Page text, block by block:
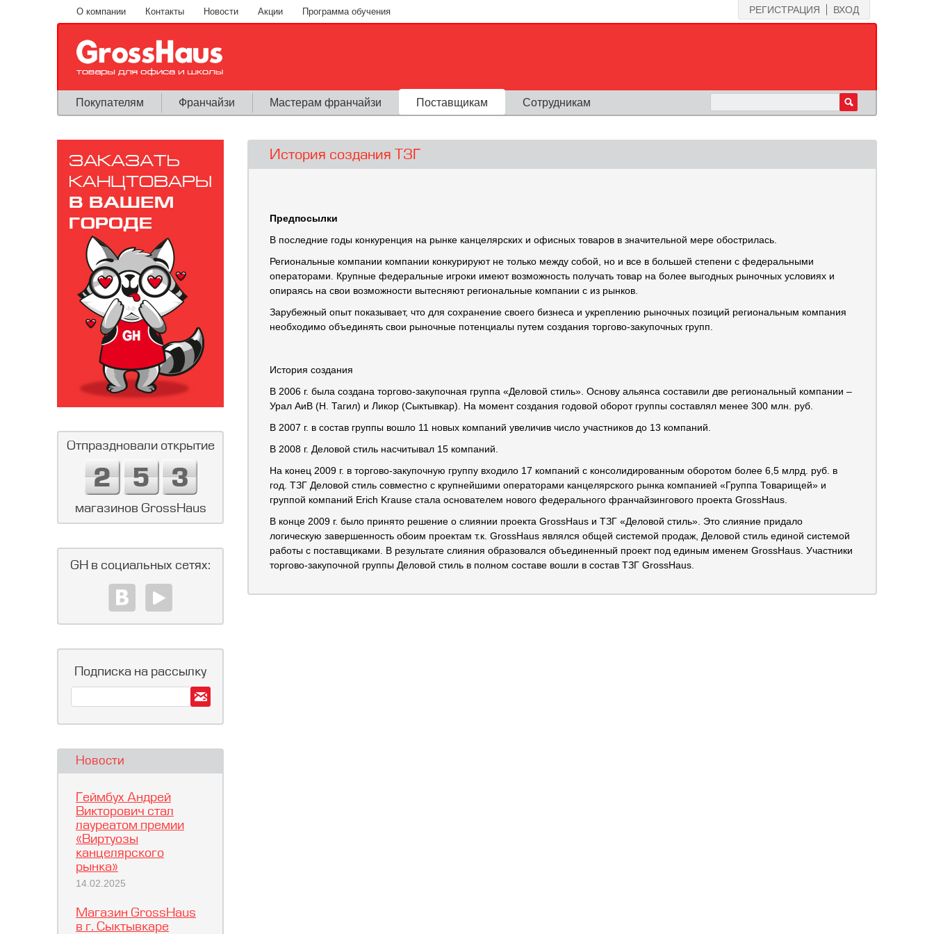
Перейти к основному содержанию РЕГИСТРАЦИЯ ВХОД
О компании Контакты Новости Акции Программа обучения
Покупателям Франчайзи Мастерам франчайзи Поставщикам Сотрудникам
История создания ТЗГ
Предпосылки
В последние годы конкуренция на рынке канцелярских и офисных товаров в значительной мере обострилась.
Региональные компании компании конкурируют не только между собой, но и все в большей степени с федеральными
операторами. Крупные федеральные игроки имеют возможность получать товар на более выгодных рыночных условиях и
опираясь на свои возможности вытесняют региональные компании с из рынков.
Зарубежный опыт показывает, что для сохранение своего бизнеса и укреплению рыночных позиций региональным компания
необходимо объединять свои рыночные потенциалы путем создания торгово-закупочных групп.
История создания
В 2006 г. была создана торгово-закупочная группа «Деловой стиль». Основу альянса составили две региональный компании –
Урал АиВ (Н. Тагил) и Ликор (Сыктывкар). На момент создания годовой оборот группы составлял менее 300 млн. руб.
В 2007 г. в состав группы вошло 11 новых компаний увеличив число участников до 13 компаний.
В 2008 г. Деловой стиль насчитывал 15 компаний.
На конец 2009 г. в торгово-закупочную группу входило 17 компаний с консолидированным оборотом более 6,5 млрд. руб. в
год. ТЗГ Деловой стиль совместно с крупнейшими операторами канцелярского рынка компанией «Группа Товарищей» и
группой компаний Erich Krause стала основателем нового федерального франчайзингового проекта GrossHaus.
В конце 2009 г. было принято решение о слиянии проекта GrossHaus и ТЗГ «Деловой стиль». Это слияние придало
логическую завершенность обоим проектам т.к. GrossHaus являлся общей системой продаж, Деловой стиль единой системой
работы с поставщиками. В результате слияния образовался объединенный проект под единым именем GrossHaus. Участники
торгово-закупочной группы Деловой стиль в полном составе вошли в состав ТЗГ GrossHaus.
Отпраздновали открытие
магазинов GrossHaus
GH в социальных сетях:
Подписка на рассылку
Новости
Геймбух Андрей
Викторович стал
лауреатом премии
«Виртуозы
канцелярского
рынка»
14.02.2025
Магазин GrossHaus
в г. Сыктывкаре